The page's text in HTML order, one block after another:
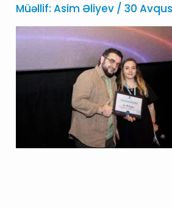
Müəllif:Asim Əliyev /30